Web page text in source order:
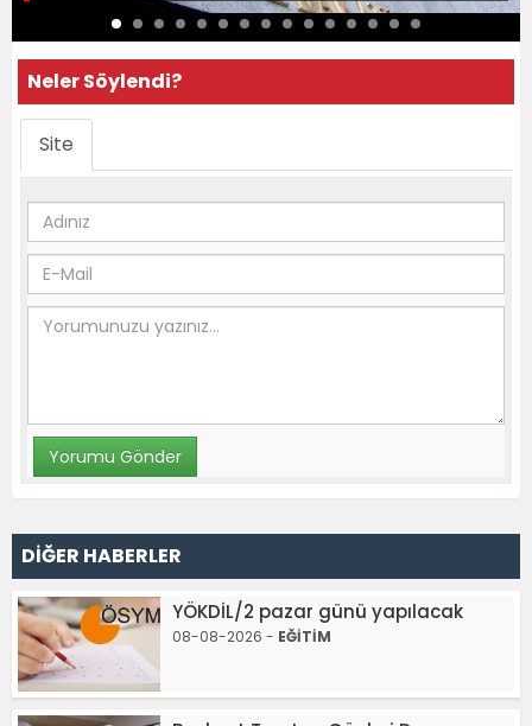
Neler Söylendi?
Site
DİĞER HABERLER
YÖKDİL/2 pazar günü yapılacak
08-08-2026 - EĞİTİM